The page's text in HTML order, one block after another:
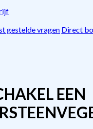
gestelde vragen Direct
EEN